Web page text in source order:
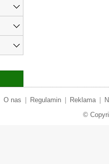
O nas Regulamin Reklama
©